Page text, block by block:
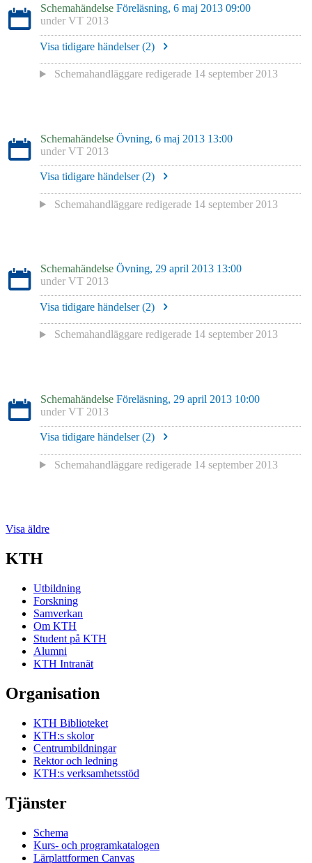
Schemahändelse Föreläsning, 6 maj 2013 09:00
under VT 2013
Visa tidigare händelser (2)
Schemahandläggare redigerade 14 september 2013
Schemahändelse Övning, 6 maj 2013 13:00
under VT 2013
Visa tidigare händelser (2)
Schemahandläggare redigerade 14 september 2013
Schemahändelse Övning, 29 april 2013 13:00
under VT 2013
Visa tidigare händelser (2)
Schemahandläggare redigerade 14 september 2013
Schemahändelse Föreläsning, 29 april 2013 10:00
under VT 2013
Visa tidigare händelser (2)
Schemahandläggare redigerade 14 september 2013
Visa äldre
KTH
Utbildning
Forskning
Samverkan
Om KTH
Student på KTH
Alumni
KTH Intranät
Organisation
KTH Biblioteket
KTH:s skolor
Centrumbildningar
Rektor och ledning
KTH:s verksamhetsstöd
Tjänster
Schema
Kurs- och programkatalogen
Lärplattformen Canvas